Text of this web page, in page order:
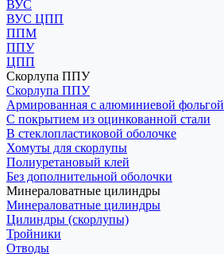
ВУС
ВУС ЦПП
ППМ
ППУ
ЦПП
Скорлупа ППУ
Скорлупа ППУ
Армированная с алюминиевой фольгой
С покрытием из оцинкованной стали
В стеклопластиковой оболочке
Хомуты для скорлупы
Полиуретановый клей
Без дополнительной оболочки
Минераловатные цилиндры
Минераловатные цилиндры
Цилиндры (скорлупы)
Тройники
Отводы